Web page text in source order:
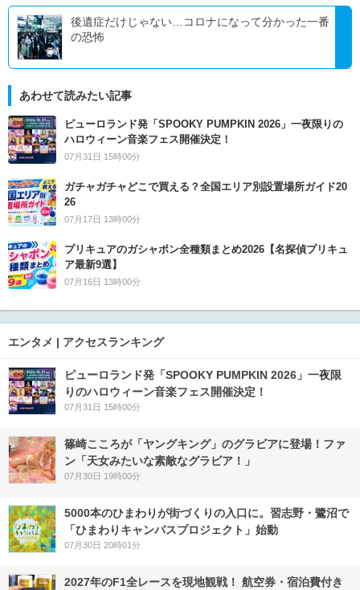
後遺症だけじゃない…コロナになって分かった一番
の恐怖
あわせて読みたい記事
ピューロランド発「SPOOKY PUMPKIN 2026」一夜限りの
ハロウィーン音楽フェス開催決定！
07月31日 15時00分
ガチャガチャどこで買える？全国エリア別設置場所ガイド20
26
07月17日 13時00分
プリキュアのガシャポン全種類まとめ2026【名探偵プリキュ
ア最新9選】
07月16日 13時00分
エンタメ | アクセスランキング
ピューロランド発「SPOOKY PUMPKIN 2026」一夜限
りのハロウィーン音楽フェス開催決定！
07月31日 15時00分
篠崎こころが「ヤングキング」のグラビアに登場！ファ
ン「天女みたいな素敵なグラビア！」
07月30日 19時00分
5000本のひまわりが街づくりの入口に。習志野・鷺沼で
「ひまわりキャンパスプロジェクト」始動
07月30日 20時01分
2027年のF1全レースを現地観戦！ 航空券・宿泊費付き